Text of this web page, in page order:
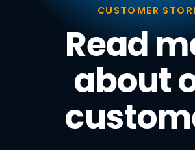
CUSTOMER
Read
about